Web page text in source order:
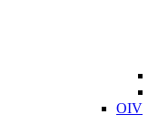
OIV